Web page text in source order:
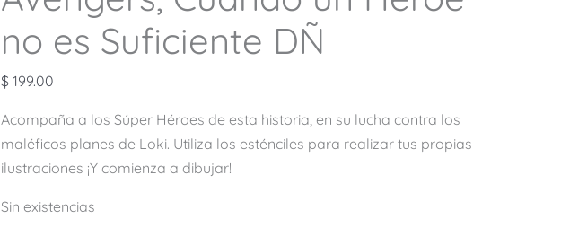
no es Suficiente DÑ
$ 199.00
Acompaña a los Súper Héroes de esta historia, en su lucha contra los
maléficos planes de Loki. Utiliza los esténciles para realizar tus propias
ilustraciones ¡Y comienza a dibujar!
Sin existencias